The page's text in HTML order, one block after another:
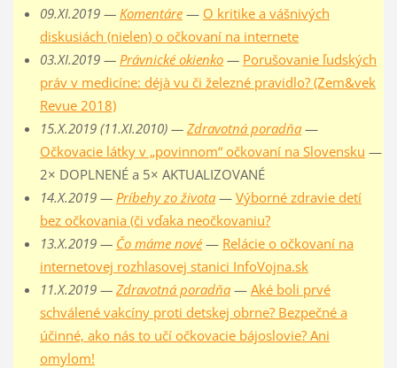
09.XI.2019 — Komentáre— O kritike a vášnivých
diskusiách (nielen) o očkovaní na internete
03.XI.2019 — Právnické okienko— Porušovanie ľudských
práv v medicíne: déjà vu či železné pravidlo? (Zem&vek
Revue 2018)
15.X.2019 (11.XI.2010) — Zdravotná poradňa—
Očkovacie látky v „povinnom“ očkovaní na Slovensku —
2× DOPLNENÉ a 5× AKTUALIZOVANÉ
14.X.2019 — Príbehy zo života— Výborné zdravie detí
bez očkovania (či vďaka neočkovaniu?
13.X.2019 — Čo máme nové— Relácie o očkovaní na
internetovej rozhlasovej stanici InfoVojna.sk
11.X.2019 — Zdravotná poradňa— Aké boli prvé
schválené vakcíny proti detskej obrne? Bezpečné a
účinné, ako nás to učí očkovacie bájoslovie? Ani
omylom!